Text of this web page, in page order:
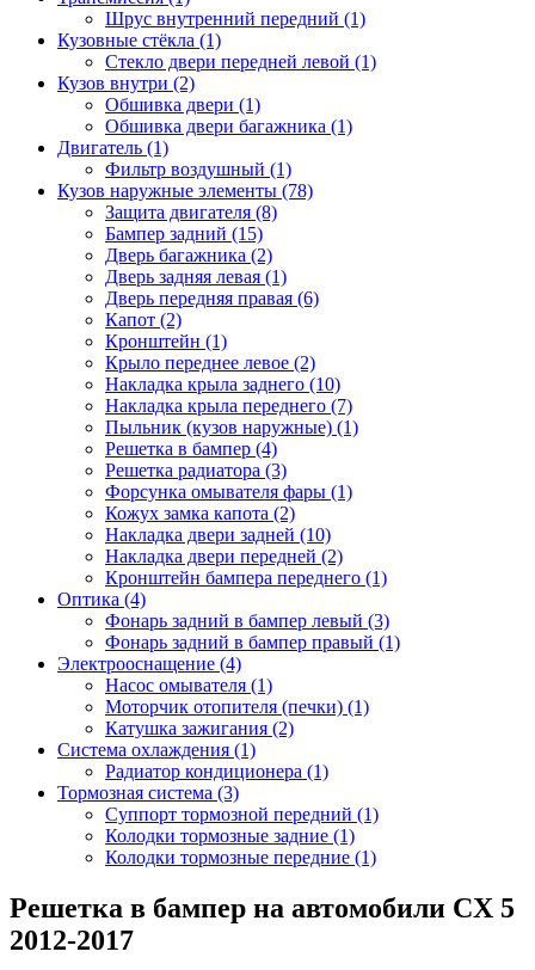
Шрус внутренний передний (1)
Кузовные стёкла (1)
Стекло двери передней левой (1)
Кузов внутри (2)
Обшивка двери (1)
Обшивка двери багажника (1)
Двигатель (1)
Фильтр воздушный (1)
Кузов наружные элементы (78)
Защита двигателя (8)
Бампер задний (15)
Дверь багажника (2)
Дверь задняя левая (1)
Дверь передняя правая (6)
Капот (2)
Кронштейн (1)
Крыло переднее левое (2)
Накладка крыла заднего (10)
Накладка крыла переднего (7)
Пыльник (кузов наружные) (1)
Решетка в бампер (4)
Решетка радиатора (3)
Форсунка омывателя фары (1)
Кожух замка капота (2)
Накладка двери задней (10)
Накладка двери передней (2)
Кронштейн бампера переднего (1)
Оптика (4)
Фонарь задний в бампер левый (3)
Фонарь задний в бампер правый (1)
Электрооснащение (4)
Насос омывателя (1)
Моторчик отопителя (печки) (1)
Катушка зажигания (2)
Система охлаждения (1)
Радиатор кондиционера (1)
Тормозная система (3)
Суппорт тормозной передний (1)
Колодки тормозные задние (1)
Колодки тормозные передние (1)
Решетка в бампер на автомобили CX 5
2012-2017